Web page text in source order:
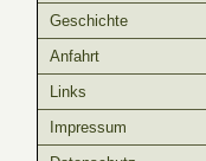
Geschichte
Anfahrt
Links
Impressum